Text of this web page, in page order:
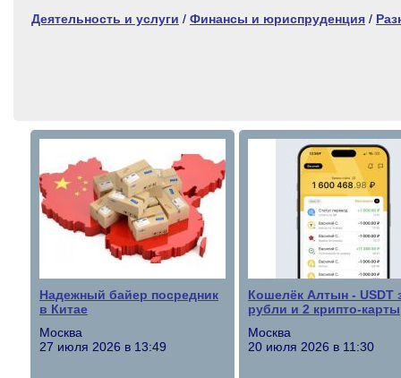
Деятельность и услуги / Финансы и юриспруденция /
Надежный байер посредник
в Китае
Москва
27 июля 2026 в 13:49
Кошелёк Алтын - USDT
рубли и 2 крипто-карты
Москва
20 июля 2026 в 11:30